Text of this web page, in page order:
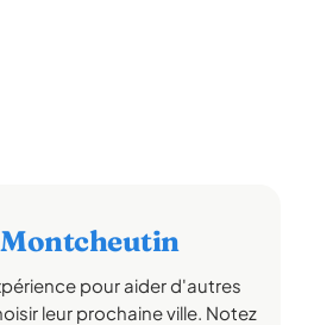
pour aider d'autres
leur prochaine ville. Notez